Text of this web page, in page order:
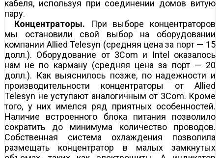
кабеля, используя при соединении домов витую
пару.
Концентраторы. При выборе концентраторов
мы остановили свой выбор на оборудовании
компании Allied Telesyn (средняя цена за порт — 15
долл.). Оборудование от 3Com и Intel оказалось
нам не по карману (средняя цена за порт — 20
долл.). Как выяснилось позже, по надежности и
производительности концентраторы от Allied
Telesyn не уступают аналогичным от 3Com. Кроме
того, у них имелся ряд приятных особенностей.
Наличие встроенного блока питания позволило
сократить до минимума количество проводов.
Собственная система охлаждения позволила
размещать концентратор в малых замкнутых